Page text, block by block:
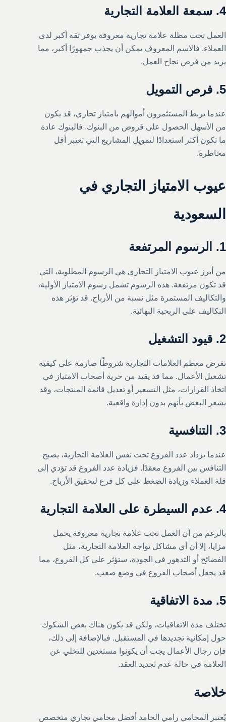
4. سمعة العلامة التجارية
العمل تحت مظلة علامة تجارية معروفة يوفر ثقة أكبر لدى
العملاء. فالاسم المعروف يمكن أن يجذب جمهورًا أكبر، مما
يزيد من فرص نجاح العمل.
5. فرص التمويل
عندما يربط المستثمرون أموالهم بامتياز تجاري، قد يكون
من الأسهل الحصول على قروض من البنوك. فالبنوك عادة
ما تكون أكثر استعدادًا لتمويل المشاريع التي تعتبر أقل
مخاطرة.
عيوب الامتياز التجاري في
السعودية
1. الرسوم المرتفعة
من أبرز عيوب الامتياز التجاري هي الرسوم المطلوبة، التي
قد تكون مرتفعة. هذه الرسوم تشمل رسوم الامتياز الأولية،
والتكاليف المستمرة مثل نسبة من الأرباح. قد تؤثر هذه
التكاليف على الربحية النهائية.
2. قيود التشغيل
تفرض معظم العلامات التجارية شروطًا صارمة على كيفية
تشغيل الأعمال. مما قد يقيد من حرية أصحاب الامتياز في
اتخاذ القرارات، مثل التسعير أو تعديل قائمة المنتجات، وقد
يشعر البعض بأنهم بدون إدارة واقعية.
3. التنافسية
عندما يزداد عدد الفروع تحت نفس العلامة التجارية، يصبح
التنافس بين الفروع معقدًا. فزيادة عدد الفروع قد تؤدي إلى
قلة العملاء وزيادة الضغط على كل فرع لتحقيق الأرباح.
4. عدم السيطرة على العلامة التجارية
بالرغم من أن العمل تحت علامة تجارية معروفة يحمل
مزايا، إلا أن أي مشاكل تواجه العلامة التجارية، مثل
الفضائح أو التدهور في الجودة، ستؤثر على كل الفروع، مما
قد يجعل أصحاب الفروع في وضع صعب.
5. مدة الاتفاقية
تختلف مدة الاتفاقيات، ولكن قد يكون هناك بعض الشكوك
حول إمكانية تجديدها في المستقبل. فبالإضافة إلى ذلك،
فإن رجال الأعمال يجب أن يكونوا مستعدين للتخلي عن
العلامة في حالة عدم تجديد العقد.
خلاصة
يُعتبر المحامي رامي الحامد أفضل محامي تجاري متخصص